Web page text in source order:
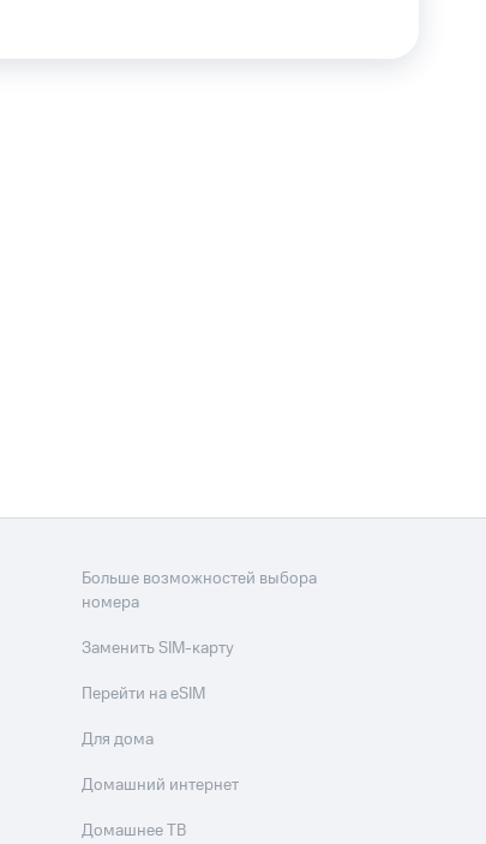
Больше возможностей выбора
номера
Заменить SIM-карту
Перейти на eSIM
Для дома
Домашний интернет
Домашнее ТВ